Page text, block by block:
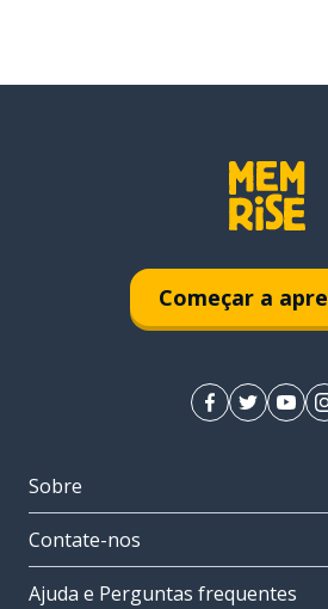
Começar a
Sobre
Contate-nos
Ajuda e Perguntas frequentes